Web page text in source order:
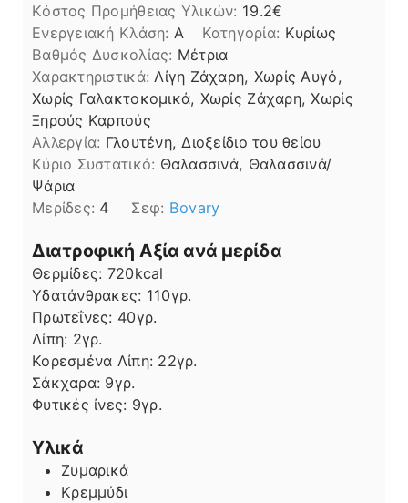
Kόστος Προμήθειας Υλικών: 19.2
Ενεργειακή Κλάση: A Κατηγορία: Κυρίως
Βαθμός Δυσκολίας: Μέτρια
Χαρακτηριστικά: Λίγη Ζάχαρη, Χωρίς Αυγό,
Χωρίς Γαλακτοκομικά, Χωρίς Ζάχαρη, Χωρίς
Ξηρούς Καρπούς
Αλλεργία: Γλουτένη, Διοξείδιο του θείου
Kύριο Συστατικό: Θαλασσινά, Θαλασσινά/
Ψάρια
Μερίδες: 4 Σεφ: Βovary
Διατροφική Αξία ανά μερίδα
Θερμίδες: 720kcal
Υδατάνθρακες: 110γρ.
Πρωτεΐνες: 40γρ.
Λίπη
Λίπη: 2γρ.
Κορεσμένα Λίπη: 22γρ.
Σάκχαρα: 9γρ.
Φυτικές ίνες: 9γρ.
Υλικά
Ζυμαρικά
Κρεμμύδι